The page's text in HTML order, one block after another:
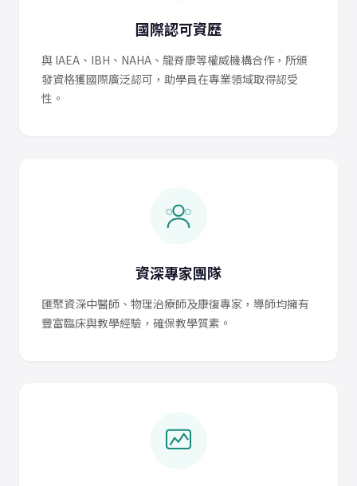
國際認可資歷
與 IAEA、IBH、NAHA、龍脊康等權威機構合作，所頒
發資格獲國際廣泛認可，助學員在專業領域取得認受
性。
資深專家團隊
匯聚資深中醫師、物理治療師及康復專家，導師均擁有
豐富臨床與教學經驗，確保教學質素。